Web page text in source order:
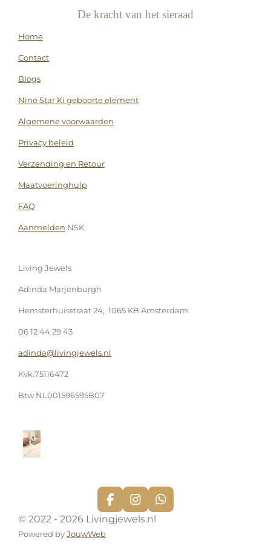
De kracht van het sieraad
Home
Contact
Blogs
Nine Star Ki geboorte element
Algemene voorwaarden
Privacy beleid
Verzending en Retour
Maatvoeringhulp
FAQ
Aanmelden NSK
Living Jewels
Adinda Marjenburgh
Hemsterhuisstraat 24, 1065 KB Amsterdam
06 12 44 29 43
adinda@livingjewels.nl
Kvk.75116472
Btw NL001596595B07
F
a
c
I
n
W
h
© 2022 - 2026 Livingjewels.nl
Powered byJouwWeb